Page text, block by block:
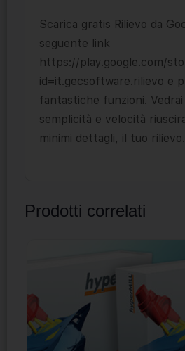
Scarica gratis Rilievo da
seguente link
https://play.google.com/
id=it.gecsoftware.rilievo e
fantastiche funzioni.
semplicità e velocità
minimi dettagli, il tuo rilievo.
Prodotti correlati